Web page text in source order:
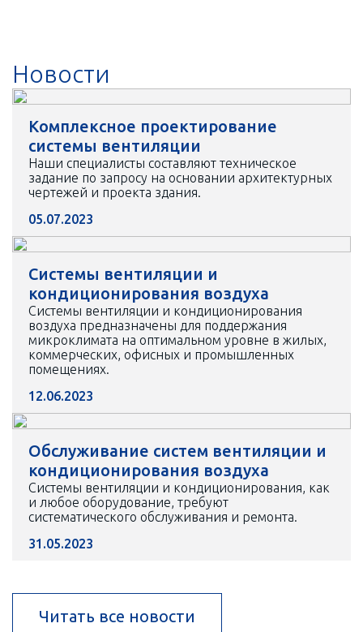
Новости
Комплексное проектирование
системы вентиляции
Наши специалисты составляют техническое
задание по запросу на основании архитектурных
чертежей и проекта здания.
05.07.2023
Системы вентиляции и
кондиционирования воздуха
Системы вентиляции и кондиционирования
воздуха предназначены для поддержания
микроклимата на оптимальном уровне в жилых,
коммерческих, офисных и промышленных
помещениях.
12.06.2023
Обслуживание систем вентиляции и
кондиционирования воздуха
Системы вентиляции и кондиционирования, как
и любое оборудование, требуют
систематического обслуживания и ремонта.
31.05.2023
Читать все новости